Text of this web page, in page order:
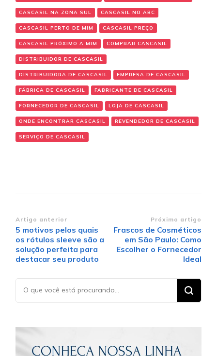
CASCASIL NA ZONA SUL CASCASIL NO ABC
CASCASIL PERTO DE MIM CASCASIL PREÇO
CASCASIL PRÓXIMO A MIM COMPRAR CASCASIL
DISTRIBUIDOR DE CASCASIL
DISTRIBUIDORA DE CASCASIL EMPRESA DE CASCASIL
FÁBRICA DE CASCASIL FABRICANTE DE CASCASIL
FORNECEDOR DE CASCASIL LOJA DE CASCASIL
ONDE ENCONTRAR CASCASIL REVENDEDOR DE CASCASIL
SERVIÇO DE CASCASIL
Navegação de post
Artigo anterior
5 motivos pelos quais
os rótulos sleeve são a
solução perfeita para
destacar seu produto
Próximo artigo
Frascos de Cosméticos
em São Paulo: Como
Escolher o Fornecedor
Ideal
Procurando
algo?